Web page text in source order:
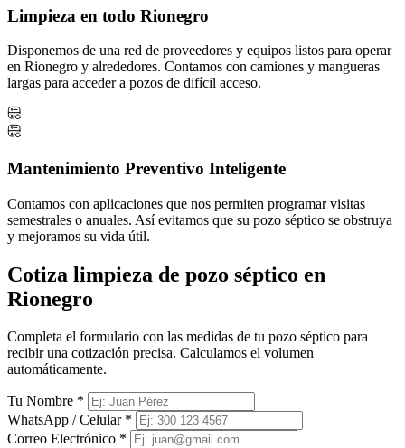
Limpieza en todo Rionegro
Disponemos de una red de proveedores y equipos listos para operar
en Rionegro y alrededores. Contamos con camiones y mangueras
largas para acceder a pozos de difícil acceso.
Mantenimiento Preventivo Inteligente
Contamos con aplicaciones que nos permiten programar visitas
semestrales o anuales. Así evitamos que su pozo séptico se obstruya
y mejoramos su vida útil.
Cotiza limpieza de pozo séptico en
Rionegro
Completa el formulario con las medidas de tu pozo séptico para
recibir una cotización precisa. Calculamos el volumen
automáticamente.
Tu Nombre *
WhatsApp / Celular *
Correo Electrónico *